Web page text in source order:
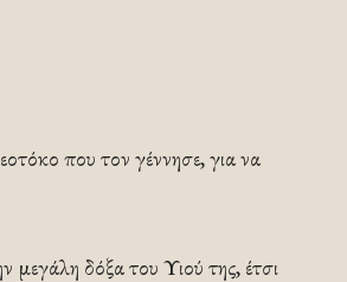
που τον γέννησε, για να
μεγάλη δόξα του Υιού της, έτσι